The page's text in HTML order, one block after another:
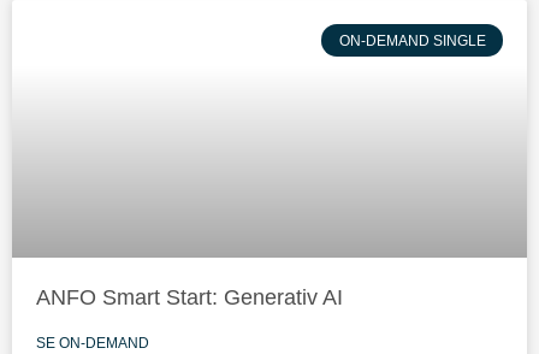
ON-DEMAND SINGLE
ANFO Smart Start: Generativ AI
SE ON-DEMAND